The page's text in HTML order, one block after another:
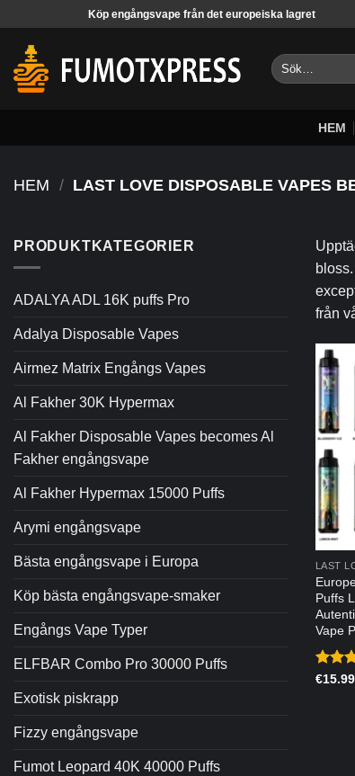
över
innehåll
Köp engångsvape från det europeiska lagret
Sök
efter:
HEM
HEM / LAST LOVE DISPOSABLE VAPES
PRODUKTKATEGORIER
ADALYA ADL 16K puffs Pro
Adalya Disposable Vapes
Airmez Matrix Engångs Vapes
Al Fakher 30K Hypermax
Al Fakher Disposable Vapes becomes Al
Fakher engångsvape
Al Fakher Hypermax 15000 Puffs
Arymi engångsvape
Bästa engångsvape i Europa
Köp bästa engångsvape-smaker
Engångs Vape Typer
ELFBAR Combo Pro 30000 Puffs
Exotisk piskrapp
Fizzy engångsvape
Fumot Leopard 40K 40000 Puffs
från
Puffs
Vape
€15.99